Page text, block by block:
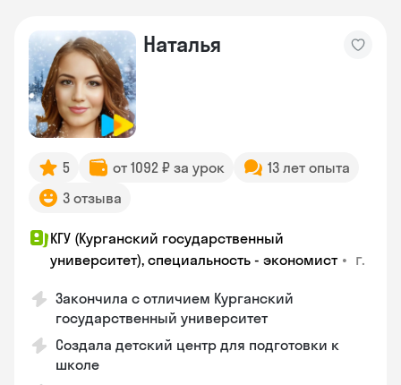
Наталья
5 от 1092 ₽ за урок
13 лет опыта
3 отзыва
КГУ (Курганский государственный
университет), специальность - экономист • г.
Закончила с отличием Курганский
государственный университет
Создала детский центр для подготовки к
школе